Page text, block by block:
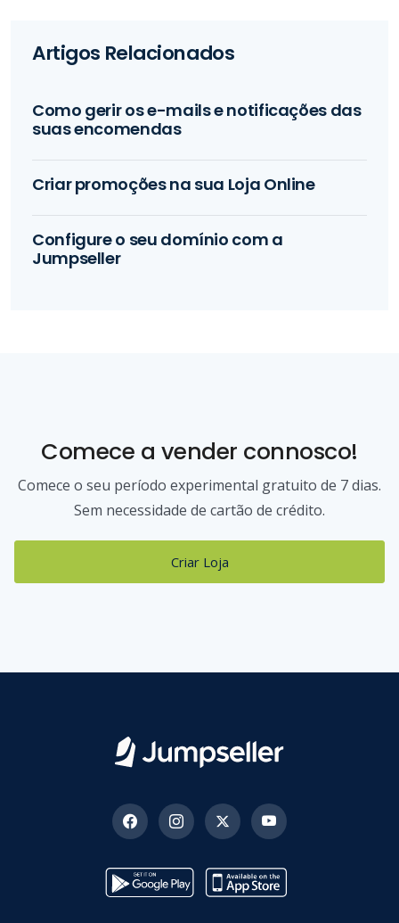
Artigos Relacionados
Como gerir os e-mails e notificações das
suas encomendas
Criar promoções na sua Loja Online
Configure o seu domínio com a
Jumpseller
Comece a vender connosco!
Comece o seu período experimental gratuito de 7 dias.
Sem necessidade de cartão de crédito.
Criar Loja